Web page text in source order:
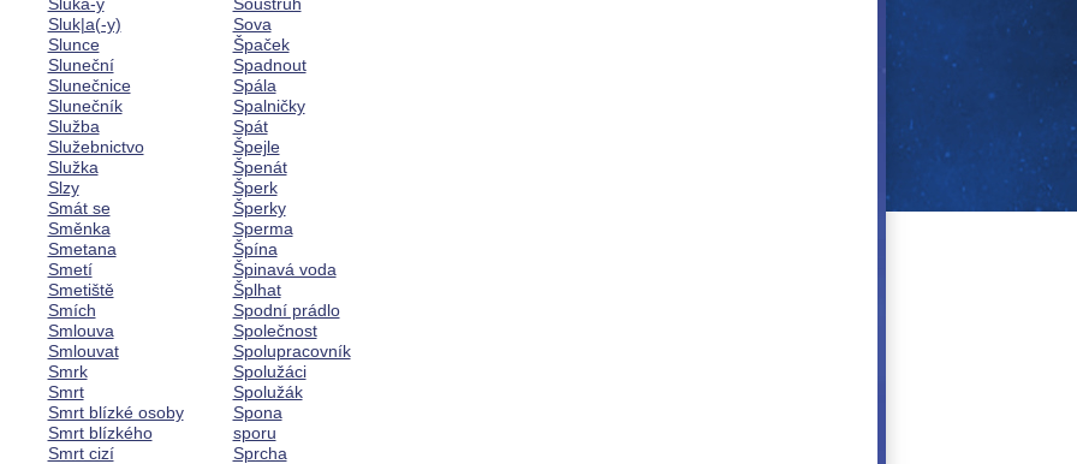
Sluk|a(-y)
Slunce
Sluneční
Slunečnice
Slunečník
Služba
Služebnictvo
Služka
Slzy
Smát se
Směnka
Smetana
Smetí
Smetiště
Smích
Smlouva
Smlouvat
Smrk
Smrt
Smrt blízké osoby
Smrt blízkého
Smrt cizí
Sova
Špaček
Spadnout
Spála
Spalničky
Spát
Špejle
Špenát
Šperk
Šperky
Sperma
Špína
Špinavá voda
Šplhat
Spodní prádlo
Společnost
Spolupracovník
Spolužáci
Spolužák
Spona
sporu
Sprcha